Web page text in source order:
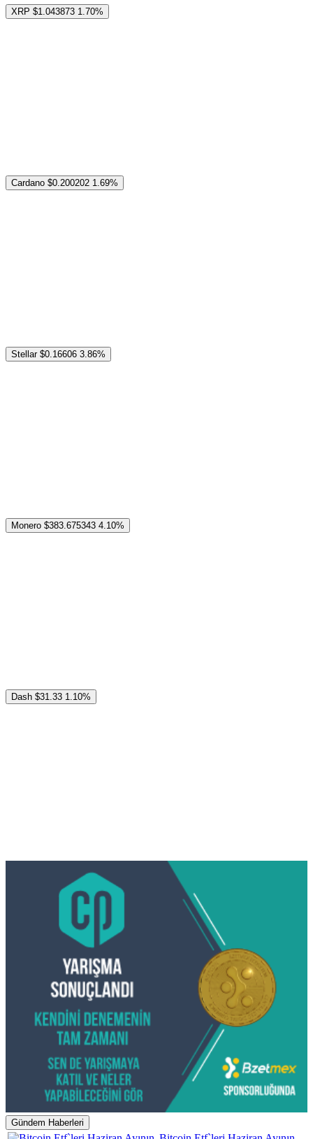
XRP $1.043873 1.70%
Cardano $0.200202 1.69%
Stellar $0.16606 3.86%
Monero $383.675343 4.10%
Dash $31.33 1.10%
Gündem Haberleri